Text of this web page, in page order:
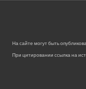
На сайте могут быть
При цитировании ссылка на